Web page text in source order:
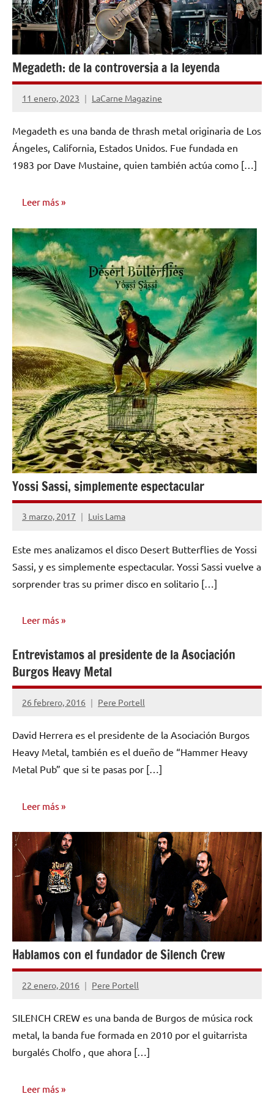
Megadeth: de la controversia a la leyenda
11 enero, 2023 LaCarne Magazine
No
comentarios
Megadeth es una banda de thrash metal originaria de Los
Ángeles, California, Estados Unidos. Fue fundada en
1983 por Dave Mustaine, quien también actúa como […]
Leer más
INVESTIGACIÓN
MUSICAL
Yossi Sassi, simplemente espectacular
3 marzo, 2017 Luis Lama
No
comentarios
Este mes analizamos el disco Desert Butterflies de Yossi
Sassi, y es simplemente espectacular. Yossi Sassi vuelve a
sorprender tras su primer disco en solitario […]
Leer más
RESEÑAS
Entrevistamos al presidente de la Asociación
Burgos Heavy Metal
26 febrero, 2016 Pere Portell
No
comentarios
David Herrera es el presidente de la Asociación Burgos
Heavy Metal, también es el dueño de “Hammer Heavy
Metal Pub” que si te pasas por […]
Leer más
ENTREVISTAS
Hablamos con el fundador de Silench Crew
22 enero, 2016 Pere Portell
1
SILENCH CREW es una banda de Burgos de música rock
metal, la banda fue formada en 2010 por el guitarrista
burgalés Cholfo , que ahora […]
Leer más